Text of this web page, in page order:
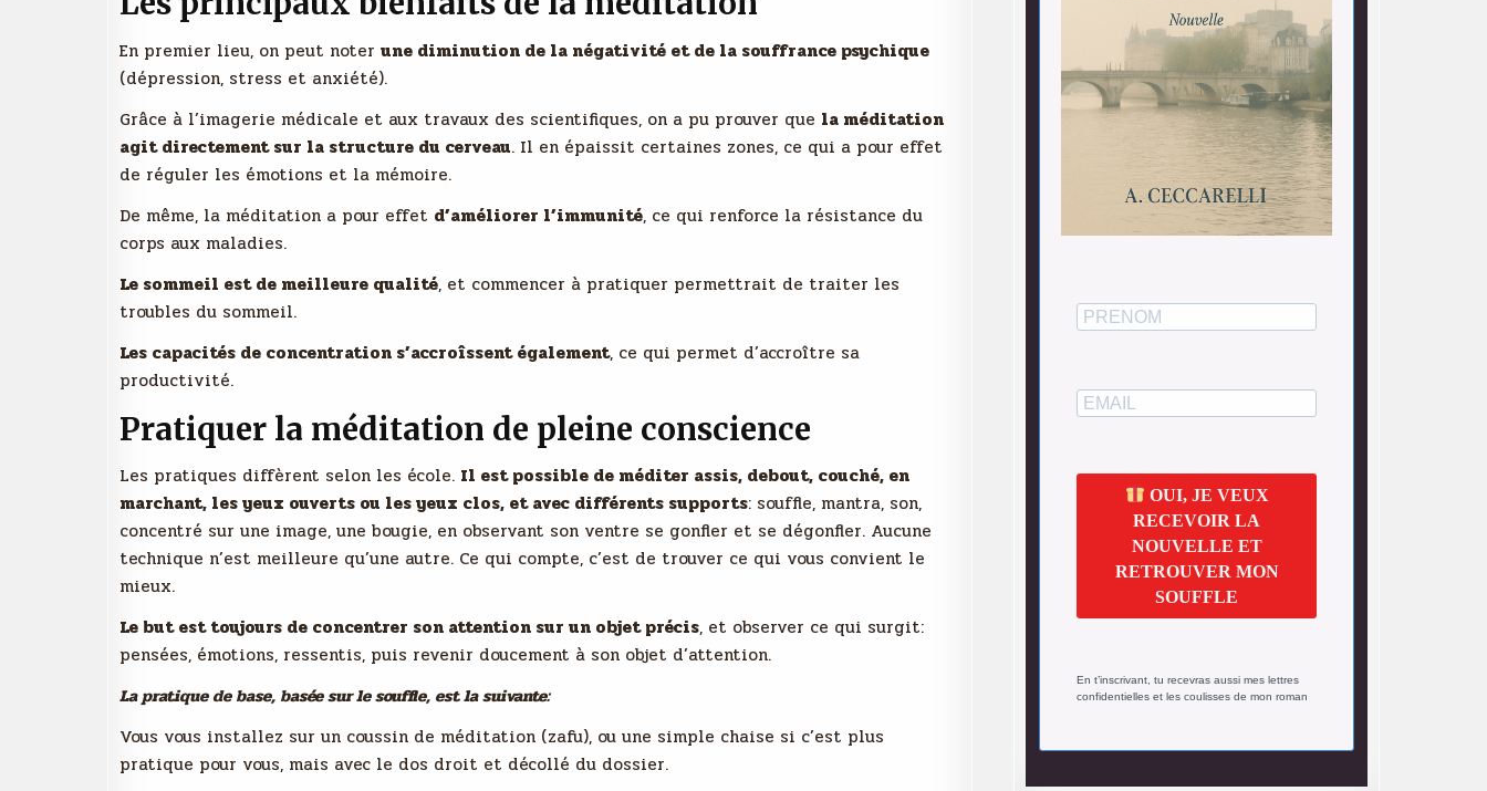
En premier lieu, on peut noter une diminution de la négativité et de la souffrance psychique
(dépression, stress et anxiété).
Grâce à l’imagerie médicale et aux travaux des scientifiques, on a pu prouver que la méditation
agit directement sur la structure du cerveau. Il en épaissit certaines zones, ce qui a pour effet
de réguler les émotions et la mémoire.
De même, la méditation a pour effet d’améliorer l’immunité, ce qui renforce la résistance du
corps aux maladies.
Le sommeil est de meilleure qualité, et commencer à pratiquer permettrait de traiter les
troubles du sommeil.
Les capacités de concentration s’accroîssent également, ce qui permet d’accroître sa
productivité.
Pratiquer la méditation de pleine conscience
Les pratiques diffèrent selon les école. Il est possible de méditer assis, debout, couché, en
marchant, les yeux ouverts ou les yeux clos, et avec différents supports: souffle, mantra, son,
concentré sur une image, une bougie, en observant son ventre se gonfler et se dégonfler. Aucune
technique n’est meilleure qu’une autre. Ce qui compte, c’est de trouver ce qui vous convient le
mieux.
Le but est toujours de concentrer son attention sur un objet précis, et observer ce qui surgit:
pensées, émotions, ressentis, puis revenir doucement à son objet d’attention.
La pratique de base, basée sur le souffle, est la suivante:
Vous vous installez sur un coussin de méditation (zafu), ou une simple chaise si c’est plus
pratique pour vous, mais avec le dos droit et décollé du dossier.
OUI, JE VEUX
RECEVOIR LA
NOUVELLE ET
RETROUVER MON
SOUFFLE
En t’inscrivant, tu recevras aussi mes lettres
confidentielles et les coulisses de mon roman